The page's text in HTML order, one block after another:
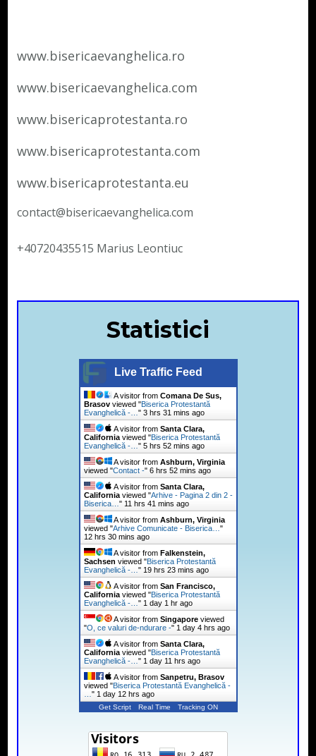
www.bisericaevanghelica.ro
www.bisericaevanghelica.com
www.bisericaprotestanta.ro
www.bisericaprotestanta.com
www.bisericaprotestanta.eu
contact@bisericaevanghelica.com
+40720435515 Marius Leontiuc
Statistici
Live Traffic Feed
A visitor from Comana De Sus,
Brasovviewed "Biserica Protestantă
Evanghelică -… " 3 hrs 31 mins ago
A visitor from Santa Clara,
Californiaviewed "Biserica Protestantă
Evanghelică -… " 5 hrs 52 mins ago
A visitor from Ashburn, Virginia
viewed "Contact -" 6 hrs 52 mins ago
A visitor from Santa Clara,
Californiaviewed "Arhive - Pagina 2 din 2 -
Biserica… " 11 hrs 41 mins ago
A visitor from Ashburn, Virginia
viewed "Arhive Comunicate - Biserica… "
12 hrs 30 mins ago
A visitor from Falkenstein,
Sachsen viewed "Biserica Protestantă
Evanghelică -… " 19 hrs 23 mins ago
A visitor from San Francisco,
Californiaviewed "Biserica Protestantă
Evanghelică -… " 1 day 1 hr ago
A visitor from Singaporeviewed
"O, ce valuri de-ndurare -" 1 day 4 hrs ago
A visitor from Santa Clara,
Californiaviewed "Biserica Protestantă
Evanghelică -… " 1 day 11 hrs ago
A visitor from Sanpetru, Brasov
viewed "Biserica Protestantă Evanghelică -
" 1 day 12 hrs ago
Get Script Real Time Tracking ON